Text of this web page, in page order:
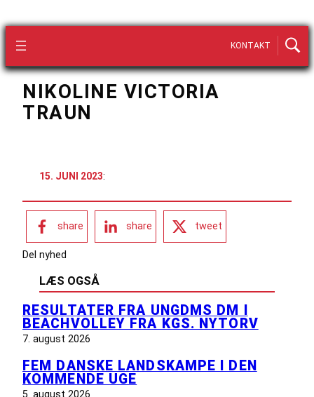
KONTAKT
NIKOLINE VICTORIA
TRAUN
15. JUNI 2023:
share share tweet
Del nyhed
LÆS OGSÅ
RESULTATER FRA UNGDMS DM I
BEACHVOLLEY FRA KGS. NYTORV
7. august 2026
FEM DANSKE LANDSKAMPE I DEN
KOMMENDE UGE
5. august 2026